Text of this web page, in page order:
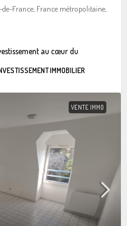
France, France métropolitaine,
au cœur du
IMMOBILIER
VENTE IMMO